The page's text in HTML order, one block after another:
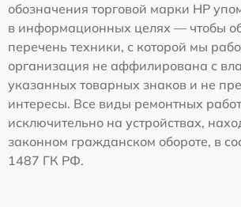
обозначения торговой марки HP
в информационных целях — чтобы
перечень техники, с которой мы
организация не аффилирована с
указанных товарных знаков и не
интересы. Все виды ремонтных
исключительно на устройствах,
законном гражданском обороте, в
1487 ГК РФ.